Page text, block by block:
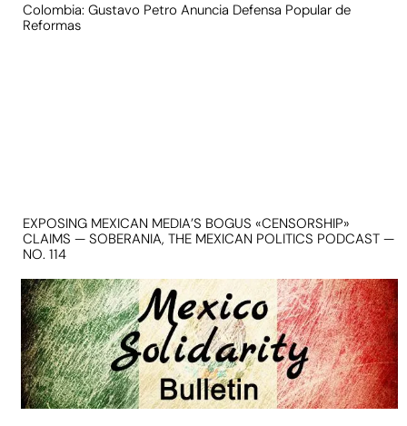
Colombia: Gustavo Petro Anuncia Defensa Popular de
Reformas
EXPOSING MEXICAN MEDIA’S BOGUS «CENSORSHIP»
CLAIMS — SOBERANIA, THE MEXICAN POLITICS PODCAST —
NO. 114